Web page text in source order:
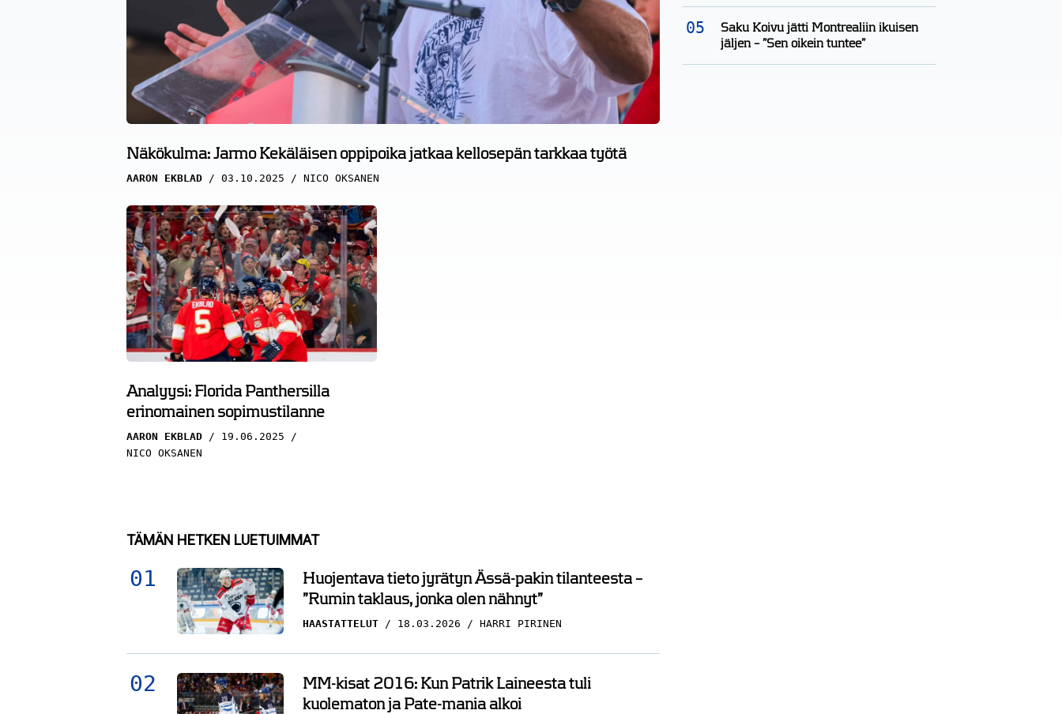
Näkökulma: Jarmo Kekäläisen oppipoika jatkaa kellosepän tarkkaa työtä
AARON EKBLAD 03.10.2025 NICO OKSANEN
Analyysi: Florida Panthersilla
erinomainen sopimustilanne
AARON EKBLAD
19.06.2025
NICO OKSANEN
TÄMÄN HETKEN LUETUIMMAT
Huojentava tieto jyrätyn Ässä-pakin tilanteesta –
”Rumin taklaus, jonka olen nähnyt”
HAASTATTELUT 18.03.2026 HARRI PIRINEN
MM-kisat 2016: Kun Patrik Laineesta tuli
kuolematon ja Pate-mania alkoi
Saku Koivu jätti Montrealiin ikuisen
jäljen – ”Sen oikein tuntee”